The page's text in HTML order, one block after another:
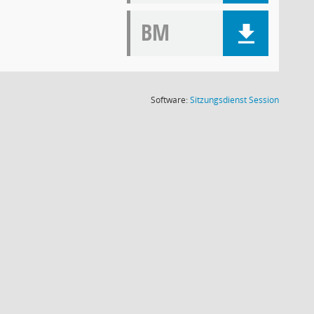
BM
Software:SitzungsdienstSession(Wird in